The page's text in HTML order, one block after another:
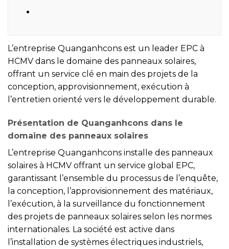
L’entreprise Quanganhcons est un leader EPC à
HCMV dans le domaine des panneaux solaires,
offrant un service clé en main des projets de la
conception, approvisionnement, exécution à
l’entretien orienté vers le développement durable.
Présentation de Quanganhcons dans le
domaine des panneaux solaires
L’entreprise Quanganhcons installe des panneaux
solaires à HCMV offrant un service global EPC,
garantissant l’ensemble du processus de l’enquête,
la conception, l’approvisionnement des matériaux,
l’exécution, à la surveillance du fonctionnement
des projets de panneaux solaires selon les normes
internationales. La société est active dans
l’installation de systèmes électriques industriels,